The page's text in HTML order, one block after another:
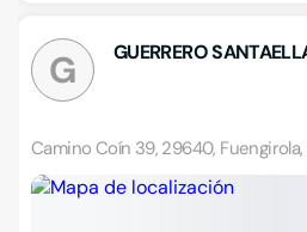
G GUERRERO
Camino Coín 39, 29640, Fuengirola,